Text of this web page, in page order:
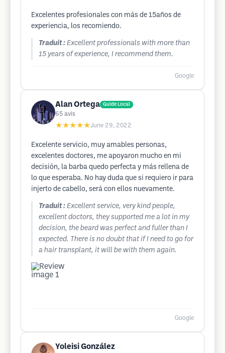
Excelentes profesionales con más de 15años de
experiencia, los recomiendo.
Traduit : Excellent professionals with more than
15 years of experience, I recommend them.
Google
Alan Ortega Guide Local
65 avis
★★★★★June 29, 2022
Excelente servicio, muy amables personas,
excelentes doctores, me apoyaron mucho en mi
decisión, la barba quedo perfecta y más rellena de
lo que esperaba. No hay duda que si requiero ir para
injerto de cabello, será con ellos nuevamente.
Traduit : Excellent service, very kind people,
excellent doctors, they supported me a lot in my
decision, the beard was perfect and fuller than I
expected. There is no doubt that if I need to go for
a hair transplant, it will be with them again.
Google
Yoleisi González